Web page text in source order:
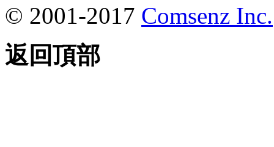
© 2001-2017 Comsenz Inc.
返回頂部